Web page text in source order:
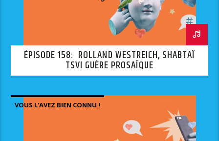
ÉPISODE 158: ROLLAND WESTREICH, SHABTAÏ
TSVI GUÈRE PROSAÏQUE
VOUS L'AVEZ BIEN CONNU !